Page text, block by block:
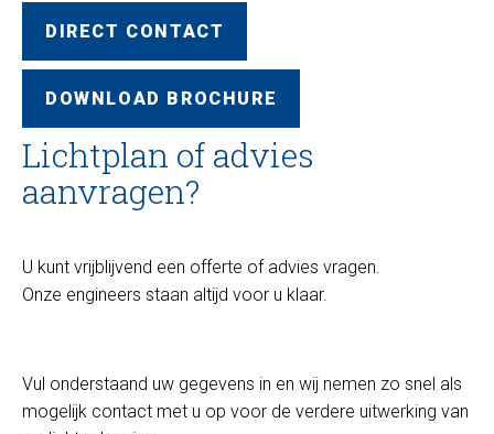
DIRECT CONTACT
DOWNLOAD BROCHURE
Lichtplan of advies
aanvragen?
U kunt vrijblijvend een offerte of advies vragen.
Onze engineers staan altijd voor u klaar.
Vul onderstaand uw gegevens in en wij nemen zo snel als
mogelijk contact met u op voor de verdere uitwerking van